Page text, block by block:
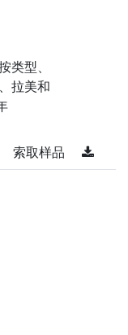
类型、
拉美和
索取样品